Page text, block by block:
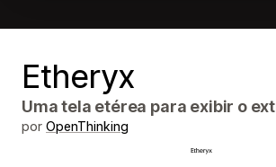
Etheryx
Uma tela etérea para exibir o
por OpenThinking